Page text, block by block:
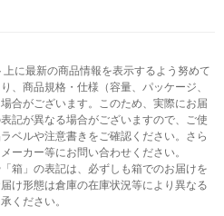
に最新の商品情報を表示するよう努めて
、商品規格・仕様（容量、パッケージ、
合がございます。このため、実際にお届
記が異なる場合がございますので、ご使
ベルや注意書きをご確認ください。さら
ーカー等にお問い合わせください。
箱」の表記は、必ずしも箱でのお届けを
け形態は倉庫の在庫状況等により異なる
ください。